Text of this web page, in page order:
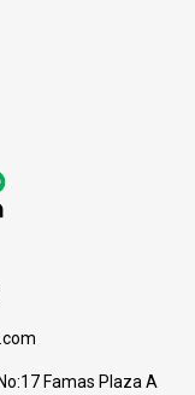
Famas Plaza A